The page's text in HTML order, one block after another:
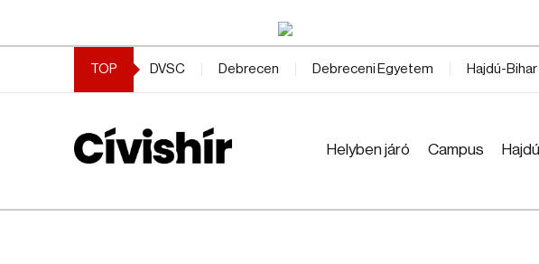
TOP DVSC Debrecen Debreceni Egyetem Hajdú-
Helyben járó Campus